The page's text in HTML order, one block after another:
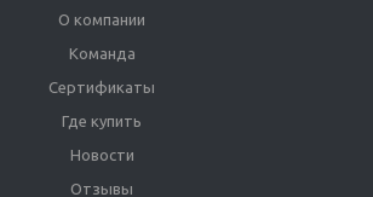
О компании
Команда
Сертификаты
Где купить
Новости
Отзывы